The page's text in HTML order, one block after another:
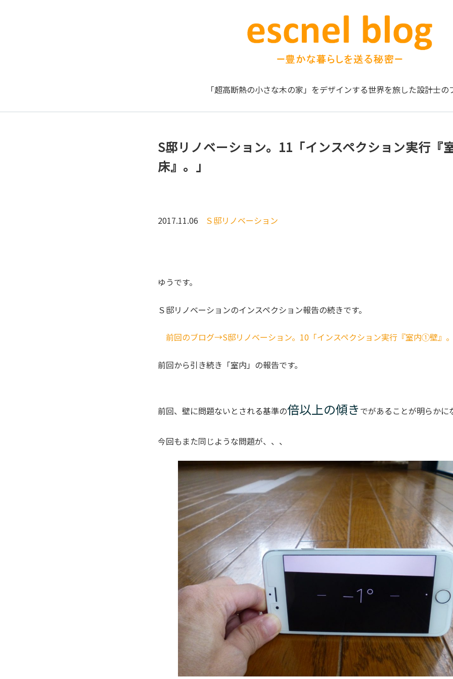
「超高断熱の小さな木の家」をデザインする世界を旅した設計士の
S邸リノベーション。11「インスペクション実行『
床』。」
2017.11.06 Ｓ邸リノベーション
ゆうです。
Ｓ邸リノベーションのインスペクション報告の続きです。
前回のブログ→S邸リノベーション。10「インスペクション実行『室内①壁』。
前回から引き続き「室内」の報告です。
前回、壁に問題ないとされる基準の倍以上の傾きでがあることが明らかに
今回もまた同じような問題が、、、